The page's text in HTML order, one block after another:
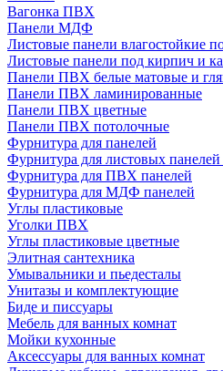
Вагонка ПВХ
Панели МДФ
Листовые панели влагостойкие
Листовые панели под кирпич и
Панели ПВХ белые матовые и
Панели ПВХ ламинированные
Панели ПВХ цветные
Панели ПВХ потолочные
Фурнитура для панелей
Фурнитура для листовых панелей
Фурнитура для ПВХ панелей
Фурнитура для МДФ панелей
Углы пластиковые
Уголки ПВХ
Углы пластиковые цветные
Элитная сантехника
Умывальники и пьедесталы
Унитазы и комплектующие
Биде и писсуары
Мебель для ванных комнат
Мойки кухонные
Аксессуары для ванных комнат